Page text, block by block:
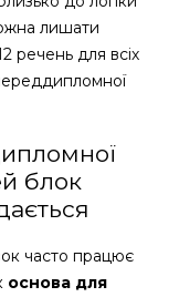
лишати
речень для всіх
блок
часто працює
основа для